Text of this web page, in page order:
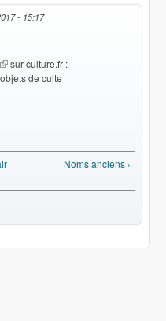
- 15:17
(le lien est externe)
sur culture.fr :
de culte
Noms anciens ›